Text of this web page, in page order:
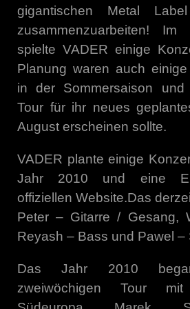
gigantischen Metal
zusammenzuarbeiten!
spielte VADER einige
Planung waren auch
in der Sommersaison und
Tour für ihr neues
August erscheinen sollte.
VADER plante einige
Jahr 2010 und eine
offiziellen Website.Das
Peter – Gitarre / Gesang,
Reyash – Bass und Pawel –
Das Jahr 2010
zweiwöchigen Tour